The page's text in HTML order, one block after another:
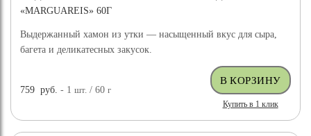
«MARGUAREIS» 60Г
Выдержанный хамон из утки — насыщенный вкус для сыра,
багета и деликатесных закусок.
759 руб. - 1шт. / 60г
Купить в 1 клик